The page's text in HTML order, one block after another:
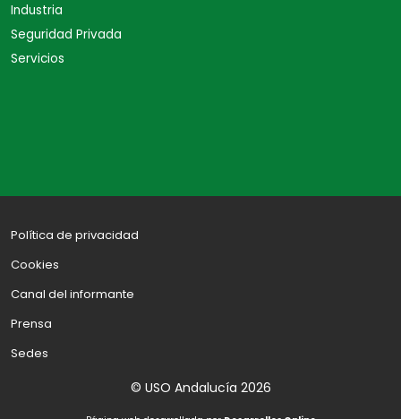
Industria
Seguridad Privada
Servicios
Política de privacidad
Cookies
Canal del informante
Prensa
Sedes
© USO Andalucía 2026